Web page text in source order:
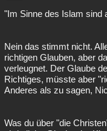
"Im Sinne des Islam sind
Nein das stimmt nicht.
richtigen Glauben, aber
verleugnet. Der Glaube
Richtiges, müsste aber
Anderes als zu sagen,
Was du über "die